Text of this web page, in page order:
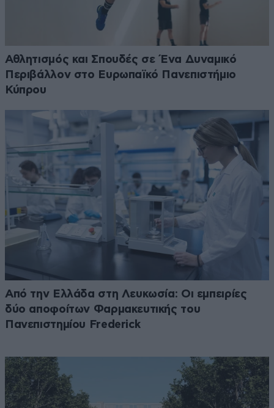
Αθλητισμός και Σπουδές σε Ένα Δυναμικό
Περιβάλλον στο Ευρωπαϊκό Πανεπιστήμιο
Κύπρου
Από την Ελλάδα στη Λευκωσία: Οι εμπειρίες
δύο αποφοίτων Φαρμακευτικής του
Πανεπιστημίου Frederick